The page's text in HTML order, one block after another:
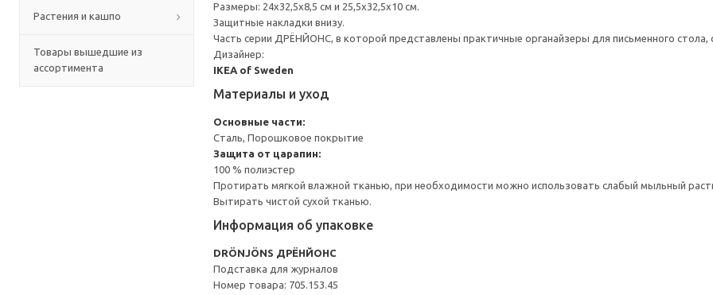
Растения и кашпо
Товары вышедшие из
ассортимента
Размеры: 24x32,5x8,5 см и 25,5x32,5x10 см.
Защитные накладки внизу.
Часть серии ДРЁНЙОНС, в которой представлены практичные органайзеры для письменного стола,
Дизайнер:
IKEA of Sweden
Материалы и уход
Основные части:
Сталь, Порошковое покрытие
Защита от царапин:
100 % полиэстер
Протирать мягкой влажной тканью, при необходимости можно использовать слабый мыльный
Вытирать чистой сухой тканью.
Информация об упаковке
DRÖNJÖNS ДРЁНЙОНС
Подставка для журналов
Номер товара: 705.153.45